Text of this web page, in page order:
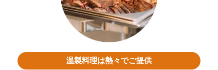
温製料理は熱々でご提供